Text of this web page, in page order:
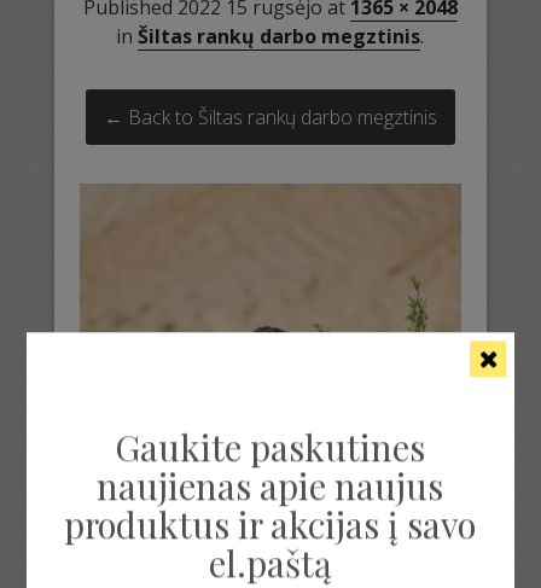
Published 2022 15 rugsėjo at 1365 × 2048
inŠiltas rankų darbo megztinis.
← Back to Šiltas rankų darbo megztinis
Gaukite paskutines
naujienas apie naujus
produktus ir akcijas į savo
el.paštą